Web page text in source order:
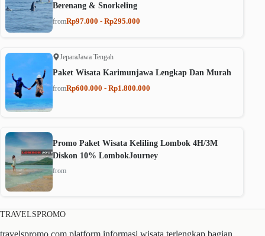
Berenang & Snorkeling
fromRp97.000 - Rp295.000
JeparaJawa Tengah
Paket Wisata Karimunjawa Lengkap Dan Murah
fromRp600.000 - Rp1.800.000
Promo Paket Wisata Keliling Lombok 4H/3M
Diskon 10% LombokJourney
from
TRAVELSPROMO